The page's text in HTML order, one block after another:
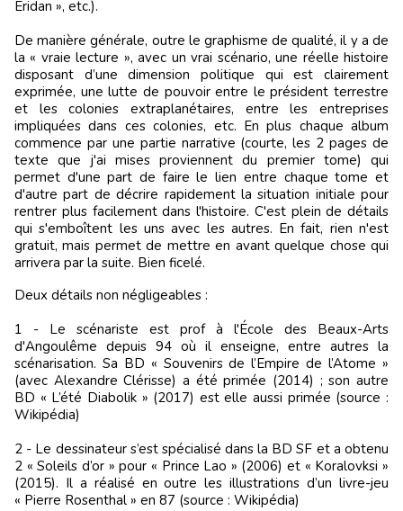
Éridan », etc.).
De manière générale, outre le graphisme de qualité, il y a de
la « vraie lecture », avec un vrai scénario, une réelle histoire
disposant d’une dimension politique qui est clairement
exprimée, une lutte de pouvoir entre le président terrestre
et les colonies extraplanétaires, entre les entreprises
impliquées dans ces colonies, etc. En plus chaque album
commence par une partie narrative (courte, les 2 pages de
texte que j'ai mises proviennent du premier tome) qui
permet d'une part de faire le lien entre chaque tome et
d'autre part de décrire rapidement la situation initiale pour
rentrer plus facilement dans l'histoire. C'est plein de détails
qui s'emboîtent les uns avec les autres. En fait, rien n'est
gratuit, mais permet de mettre en avant quelque chose qui
arrivera par la suite. Bien ficelé.
Deux détails non négligeables :
1 - Le scénariste est prof à l'École des Beaux-Arts
d'Angoulême depuis 94 où il enseigne, entre autres la
scénarisation. Sa BD « Souvenirs de l’Empire de l’Atome »
(avec Alexandre Clérisse) a été primée (2014) ; son autre
BD « L’été Diabolik » (2017) est elle aussi primée (source :
Wikipédia)
2 - Le dessinateur s’est spécialisé dans la BD SF et a obtenu
2 « Soleils d’or » pour « Prince Lao » (2006) et « Koralovksi »
(2015). Il a réalisé en outre les illustrations d’un livre-jeu
« Pierre Rosenthal » en 87 (source : Wikipédia)